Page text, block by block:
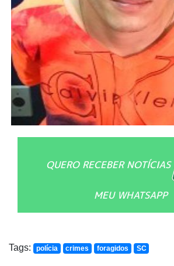
QUERO RECEBER NOTÍCIAS
MEU WHATSAPP
Tags: polícia crimes foragidos SC